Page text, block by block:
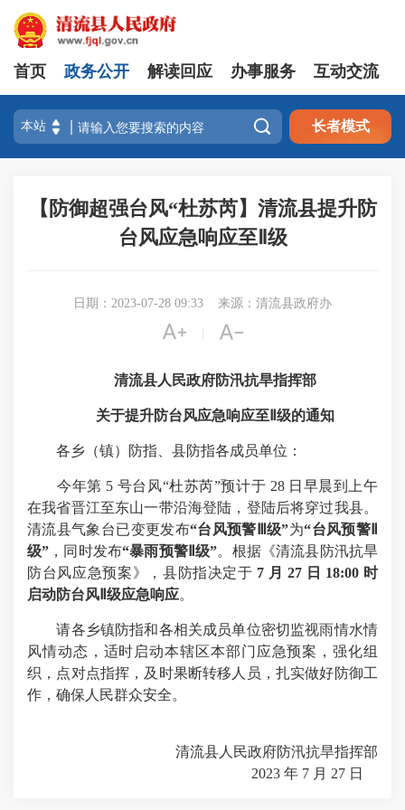
首页 政务公开 解读回应 办事服务 互动交流
 长者模式
【防御超强台风“杜苏芮】清流县提升防
台风应急响应至Ⅱ级
日期：2023-07-28 09:33 来源：清流县政府办
 
清流县人民政府防汛抗旱指挥部
关于提升防台风应急响应至Ⅱ级的通知
各乡（镇）防指、县防指各成员单位：
今年第 5 号台风“杜苏芮”预计于 28 日早晨到上午
在我省晋江至东山一带沿海登陆，登陆后将穿过我县。
清流县气象台已变更发布“台风预警Ⅲ级”为“台风预警Ⅱ
级” ，同时发布“暴雨预警Ⅱ级”。 根据《清流县防汛抗旱
防台风应急预案》，县防指决定于 7 月 27 日 18:00 时
启动防台风Ⅱ级应急响应。
请各乡镇防指和各相关成员单位密切监视雨情水情
风情动态，适时启动本辖区本部门应急预案，强化组
织，点对点指挥，及时果断转移人员，扎实做好防御工
作，确保人民群众安全。
清流县人民政府防汛抗旱指挥部
2023 年 7 月 27 日